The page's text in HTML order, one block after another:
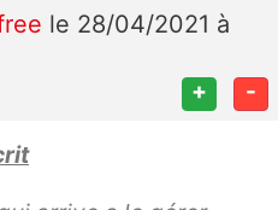
le 28/04/2021 à
+ -